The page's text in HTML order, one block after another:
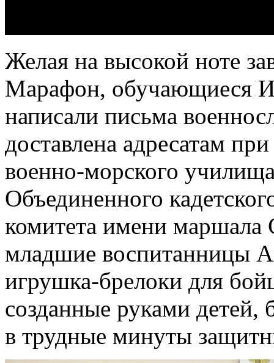
Желая на высокой ноте
Марафон, обучающиеся
написали письма
доставлена адресатам
военно-морского
Объединенного
комитета имени маршала
младшие воспитанницы
игрушка-брелоки для
созданные руками детей,
в трудные минуты